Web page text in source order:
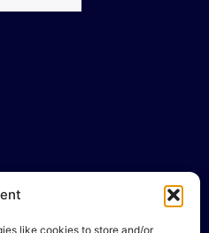
like cookies to store and/or